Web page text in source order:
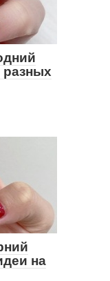
на